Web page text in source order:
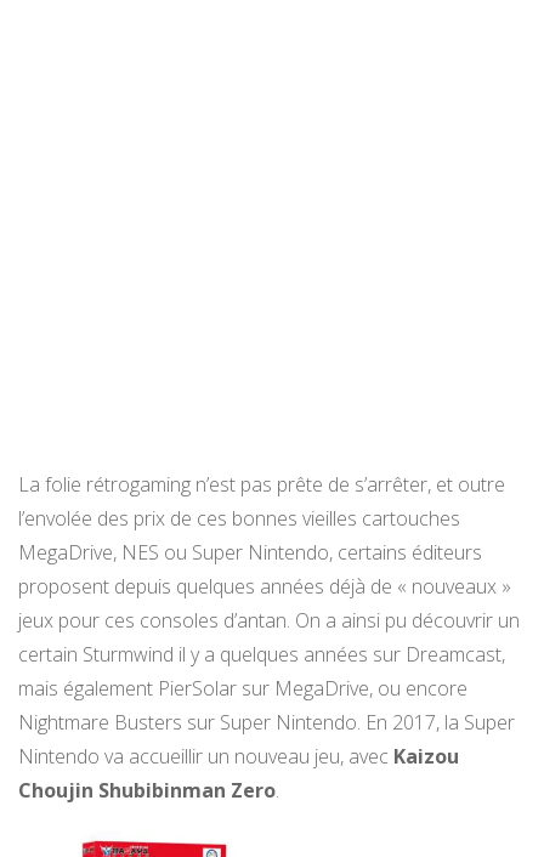
La folie rétrogaming n’est pas prête de s’arrêter, et outre
l’envolée des prix de ces bonnes vieilles cartouches
MegaDrive, NES ou Super Nintendo, certains éditeurs
proposent depuis quelques années déjà de « nouveaux »
jeux pour ces consoles d’antan. On a ainsi pu découvrir un
certain Sturmwind il y a quelques années sur Dreamcast,
mais également PierSolar sur MegaDrive, ou encore
Nightmare Busters sur Super Nintendo. En 2017, la Super
Nintendo va accueillir un nouveau jeu, avec Kaizou
Choujin Shubibinman Zero.